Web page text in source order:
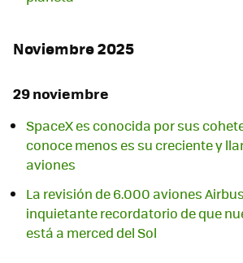
Noviembre 2025
29 noviembre
SpaceX es conocida por sus
conoce menos es su creciente y
aviones
La revisión de 6.000 aviones
inquietante recordatorio de que
está a merced del Sol